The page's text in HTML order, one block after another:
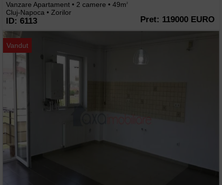
Vanzare Apartament • 2 camere • 49m2
Cluj-Napoca • Zorilor
ID: 6113 Pret: 119000 EURO
Vandut